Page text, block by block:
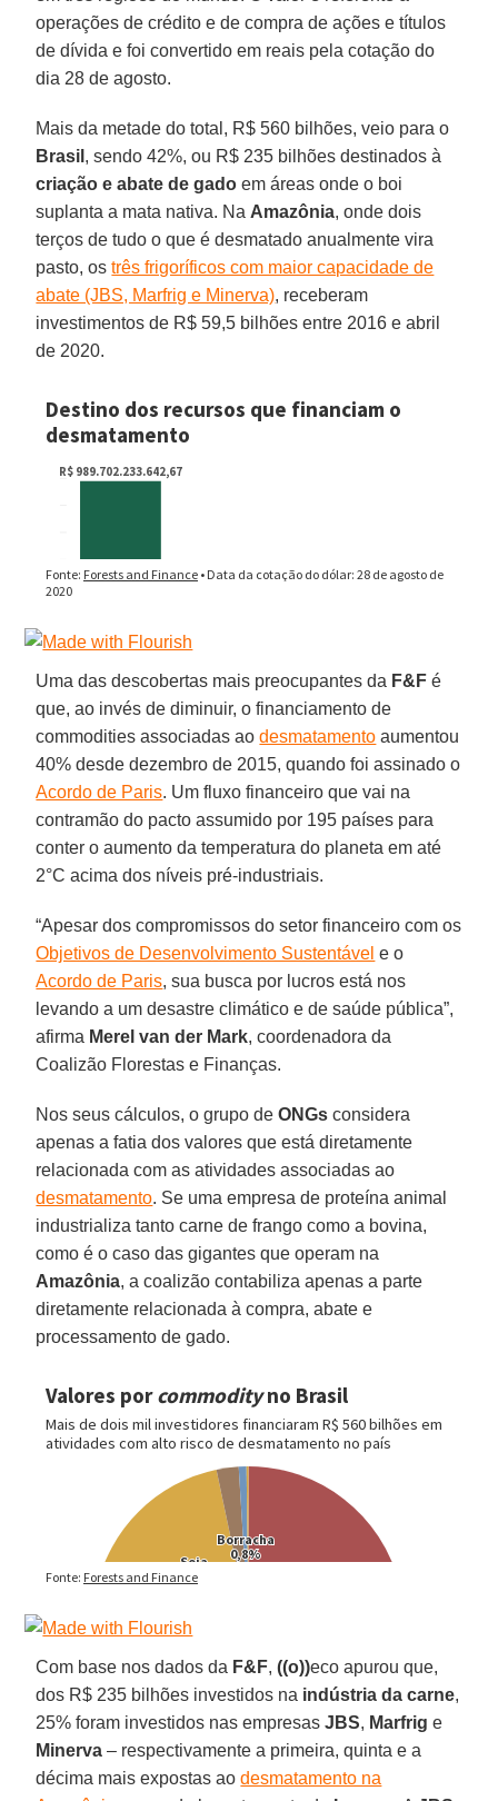
operações de crédito e de compra de ações e títulos
de dívida e foi convertido em reais pela cotação do
dia 28 de agosto.
Mais da metade do total, R$ 560 bilhões, veio para o
Brasil , sendo 42%, ou R$ 235 bilhões destinados à
criação e abate de gado em áreas onde o boi
suplanta a mata nativa. Na Amazônia, onde dois
terços de tudo o que é desmatado anualmente vira
pasto, ostrês frigoríficos com maior capacidade de
abate (JBS, Marfrig e Minerva), receberam
investimentos de R$ 59,5 bilhões entre 2016 e abril
de 2020.
Uma das descobertas mais preocupantes da F&F é
que, ao invés de diminuir, o financiamento de
commodities associadas aodesmatamento aumentou
40% desde dezembro de 2015, quando foi assinado o
Acordo de Paris. Um fluxo financeiro que vai na
contramão do pacto assumido por 195 países para
conter o aumento da temperatura do planeta em até
2°C acima dos níveis pré-industriais.
“Apesar dos compromissos do setor financeiro com os
Objetivos de Desenvolvimento Sustentável e o
Acordo de Paris, sua busca por lucros está nos
levando a um desastre climático e de saúde pública”,
afirma Merel van der Mark, coordenadora da
Coalizão Florestas e Finanças.
Nos seus cálculos, o grupo deONGs considera
apenas a fatia dos valores que está diretamente
relacionada com as atividades associadas ao
desmatamento. Se uma empresa de proteína animal
industrializa tanto carne de frango como a bovina,
como é o caso das gigantes que operam na
Amazônia, a coalizão contabiliza apenas a parte
diretamente relacionada à compra, abate e
processamento de gado.
Com base nos dados da F&F,((o))eco apurou que,
dos R$ 235 bilhões investidos na indústria da carne,
25% foram investidos nas empresasJBS, Marfrig e
Minerva – respectivamente a primeira, quinta e a
décima mais expostas aodesmatamento na